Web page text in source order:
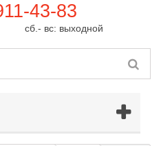
43-83
сб.- вс: выходной